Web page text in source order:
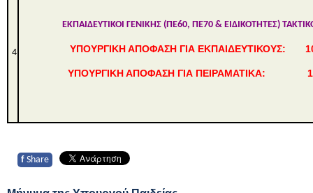
4
ΕΚΠΑΙΔΕΥΤΙΚΟΙ ΓΕΝΙΚΗΣ (ΠΕ60, ΠΕ70 & ΕΙΔΙΚΟΤΗΤΕΣ)
ΥΠΟΥΡΓΙΚΗ ΑΠΟΦΑΣΗ ΓΙΑ ΕΚΠΑΙΔΕΥΤΙΚΟΥΣ:
ΥΠΟΥΡΓΙΚΗ ΑΠΟΦΑΣΗ ΓΙΑ ΠΕΙΡΑΜΑΤΙΚΑ:
f Share